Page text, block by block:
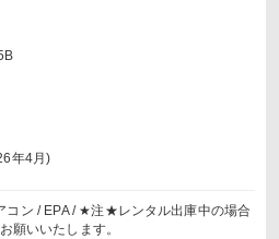
年4月)
コン / EPA / ★注★レンタル出庫中の場合
願いいたします。